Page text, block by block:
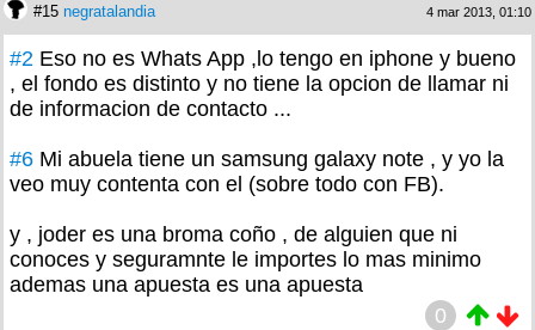
#15 negratalandia 4 mar 2013, 01:10
#2 Eso no es Whats App ,lo tengo en iphone y bueno
, el fondo es distinto y no tiene la opcion de llamar ni
de informacion de contacto ...
#6 Mi abuela tiene un samsung galaxy note , y yo la
veo muy contenta con el (sobre todo con FB).
y , joder es una broma coño , de alguien que ni
conoces y seguramnte le importes lo mas minimo
ademas una apuesta es una apuesta
0